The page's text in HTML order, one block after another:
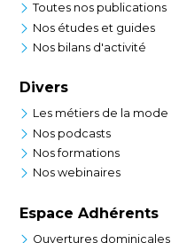
Toutes nos publications
Nos études et guides
Nos bilans d'activité
Divers
Les métiers de la mode
Nos podcasts
Nos formations
Nos webinaires
Espace Adhérents
Ouvertures dominicales